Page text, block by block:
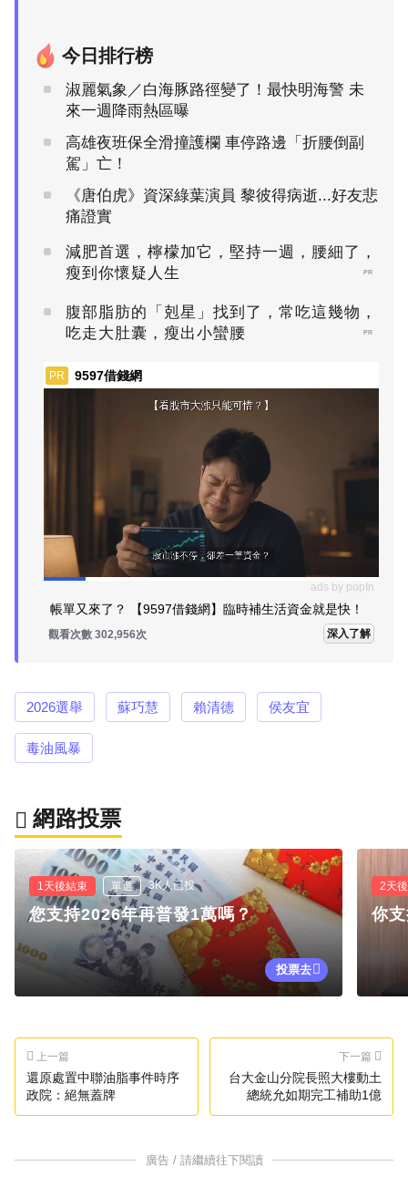
今日排行榜
淑麗氣象／白海豚路徑變了！最快明海警 未
來一週降雨熱區曝
高雄夜班保全滑撞護欄 車停路邊「折腰倒副
駕」亡！
《唐伯虎》資深綠葉演員 黎彼得病逝...好友悲
痛證實
減肥首選，檸檬加它，堅持一週，腰細了，
瘦到你懷疑人生
PR
腹部脂肪的「剋星」找到了，常吃這幾物，
吃走大肚囊，瘦出小蠻腰
PR
PR 9597借錢網
ads by popIn
帳單又來了？ 【9597借錢網】臨時補生活資金就是快！
觀看次數 302,956次 深入了解
2026選舉 蘇巧慧 賴清德 侯友宜
毒油風暴
網路投票
1天後結束 單選 3K人已投
您支持2026年再普發1萬嗎？
投票去
2天
你
上一篇
還原處置中聯油脂事件時序
政院：絕無蓋牌
下一篇
台大金山分院長照大樓動土
總統允如期完工補助1億
廣告 / 請繼續往下閱讀